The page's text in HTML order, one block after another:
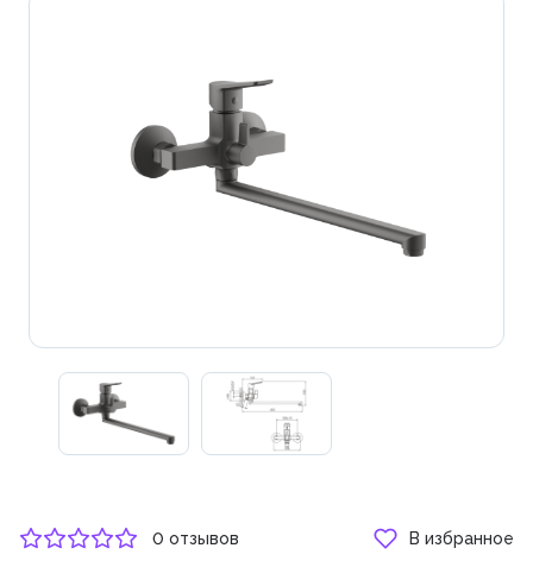
0 отзывов В избранное